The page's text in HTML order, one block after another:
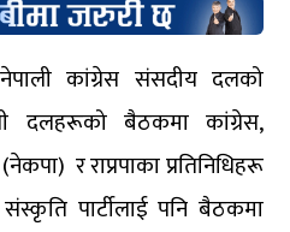
कांग्रेस संसदीय दलको
दलहरूको बैठकमा कांग्रेस,
र राप्रपाका प्रतिनिधिहरू
पार्टीलाई पनि बैठकमा